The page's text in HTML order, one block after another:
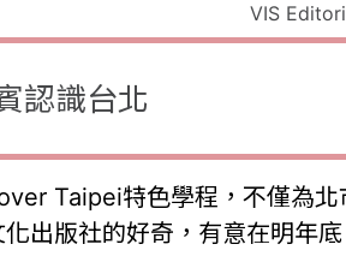
VIS
認識台北
Taipei特色學程，不僅為
出版社的好奇，有意在明年